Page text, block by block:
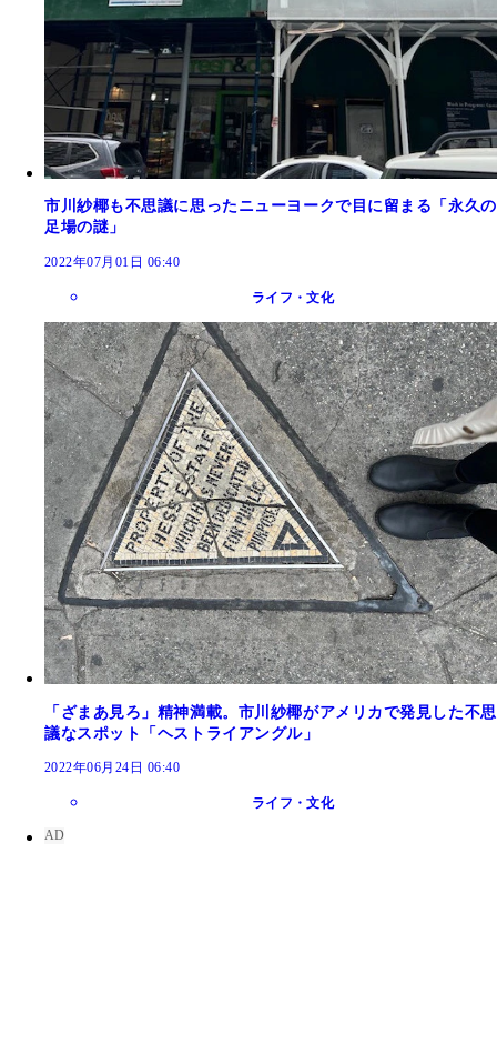
市川紗椰も不思議に思ったニューヨークで目に留まる「永久の
足場の謎」
2022年07月01日 06:40
ライフ・文化
「ざまあ見ろ」精神満載。市川紗椰がアメリカで発見した不思
議なスポット「ヘストライアングル」
2022年06月24日 06:40
ライフ・文化